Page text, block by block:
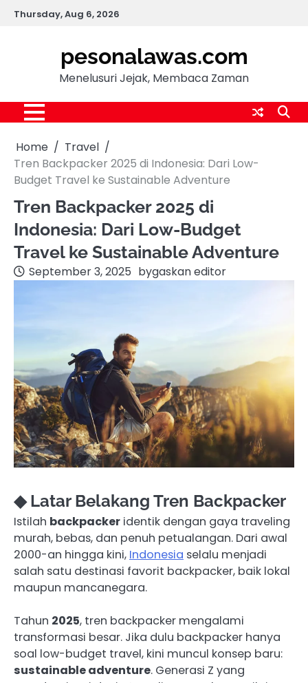
SkipThursday, Aug 6, 2026
pesonalawas.com
Menelusuri Jejak, Membaca Zaman
Home
Travel
Tren Backpacker 2025 di Indonesia: Dari Low-
Budget Travel ke Sustainable Adventure
Tren Backpacker 2025 di
Indonesia: Dari Low-Budget
Travel ke Sustainable Adventure
September 3, 2025 bygaskan editor
◆ Latar Belakang Tren Backpacker
Istilah backpacker identik dengan gaya traveling
murah, bebas, dan penuh petualangan. Dari awal
2000-an hingga kini, Indonesia selalu menjadi
salah satu destinasi favorit backpacker, baik lokal
maupun mancanegara.
Tahun 2025, tren backpacker mengalami
transformasi besar. Jika dulu backpacker hanya
soal low-budget travel, kini muncul konsep baru:
sustainable adventure. Generasi Z yang